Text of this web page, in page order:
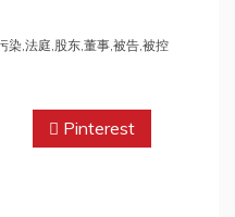
染,法庭,股东,董事,被告,被控
Pinterest